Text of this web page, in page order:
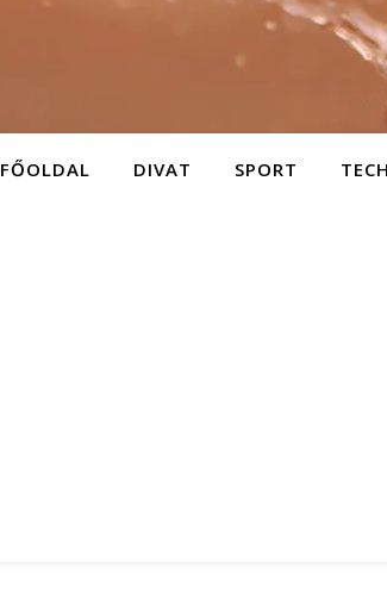
FŐOLDAL DIVAT SPORT